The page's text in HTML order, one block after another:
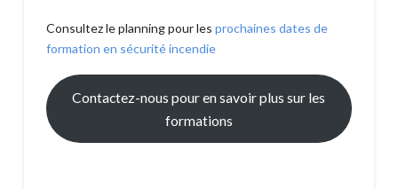
Consultez le planning pour les prochaines dates de
formation en sécurité incendie
Contactez-nous pour en savoir plus sur les
formations